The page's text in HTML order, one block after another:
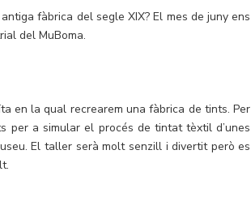
fàbrica del segle XIX? El mes de juny ens
del MuBoma.
en la qual recrearem una fàbrica de tints. Per
per a simular el procés de tintat tèxtil d’unes
El taller serà molt senzill i divertit però es